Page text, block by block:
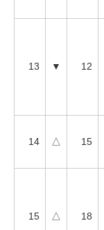
13 ▼ 12
14 △ 15
15 △ 18